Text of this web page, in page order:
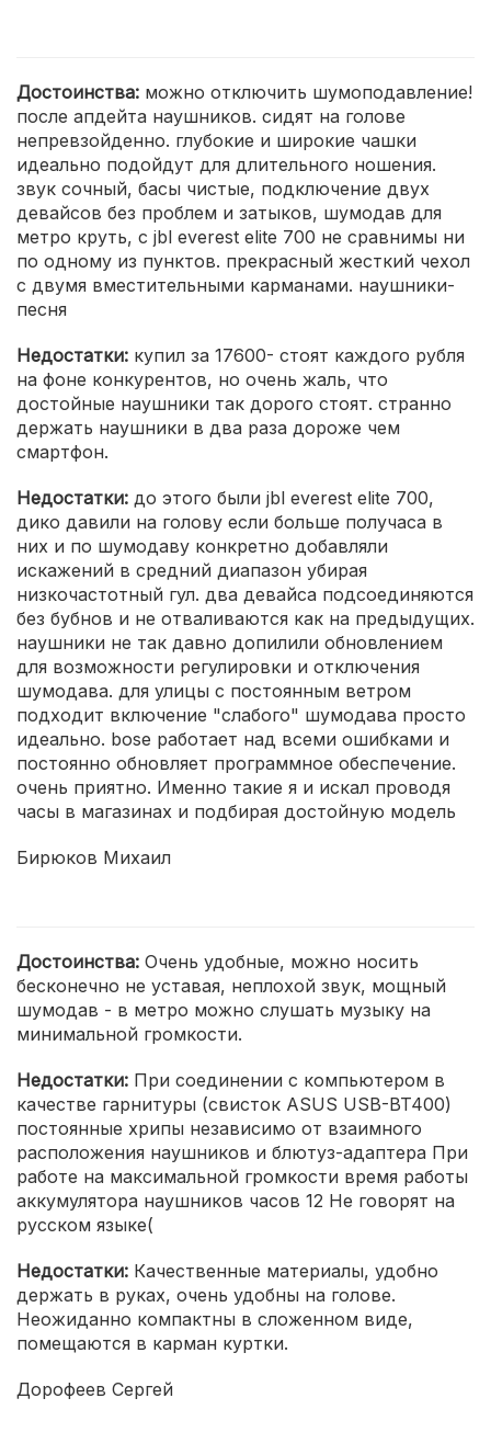
Достоинства: можно отключить шумоподавление!
после апдейта наушников. сидят на голове
непревзойденно. глубокие и широкие чашки
идеально подойдут для длительного ношения.
звук сочный, басы чистые, подключение двух
девайсов без проблем и затыков, шумодав для
метро круть, с jbl everest elite 700 не сравнимы ни
по одному из пунктов. прекрасный жесткий чехол
с двумя вместительными карманами. наушники-
песня
Недостатки: купил за 17600- стоят каждого рубля
на фоне конкурентов, но очень жаль, что
достойные наушники так дорого стоят. странно
держать наушники в два раза дороже чем
смартфон.
Недостатки: до этого были jbl everest elite 700,
дико давили на голову если больше получаса в
них и по шумодаву конкретно добавляли
искажений в средний диапазон убирая
низкочастотный гул. два девайса подсоединяются
без бубнов и не отваливаются как на предыдущих.
наушники не так давно допилили обновлением
для возможности регулировки и отключения
шумодава. для улицы с постоянным ветром
подходит включение "слабого" шумодава просто
идеально. bose работает над всеми ошибками и
постоянно обновляет программное обеспечение.
очень приятно. Именно такие я и искал проводя
часы в магазинах и подбирая достойную модель
Бирюков Михаил
Достоинства: Очень удобные, можно носить
бесконечно не уставая, неплохой звук, мощный
шумодав - в метро можно слушать музыку на
минимальной громкости.
Недостатки: При соединении с компьютером в
качестве гарнитуры (свисток ASUS USB-BT400)
постоянные хрипы независимо от взаимного
расположения наушников и блютуз-адаптера При
работе на максимальной громкости время работы
аккумулятора наушников часов 12 Не говорят на
русском языке(
Недостатки: Качественные материалы, удобно
держать в руках, очень удобны на голове.
Неожиданно компактны в сложенном виде,
помещаются в карман куртки.
Дорофеев Сергей